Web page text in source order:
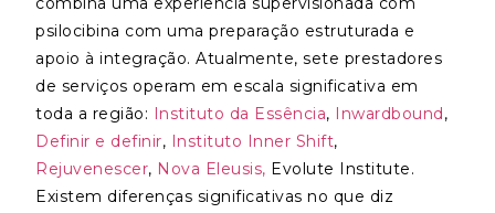
psilocibina com uma preparação estruturada e
apoio à integração. Atualmente, sete prestadores
de serviços operam em escala significativa em
toda a região: Instituto da Essência, Inwardbound,
Definir e definir, Instituto Inner Shift,
Rejuvenescer, Nova Eleusis, Evolute Institute.
Existem diferenças significativas no que diz